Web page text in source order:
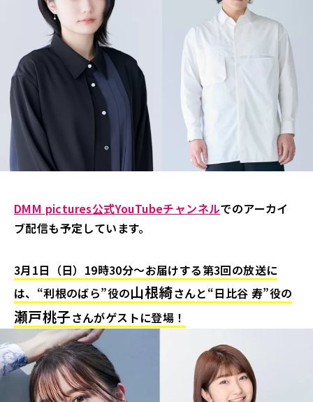
DMM pictures公式YouTubeチャンネルでのアーカイ
ブ配信も予定しています。
3月1日（日）19時30分～お届けする第3回の放送に
は、“利根のばら”役の山根綺さんと“日比谷 寿”役の
瀬戸桃子さんがゲストに登場！